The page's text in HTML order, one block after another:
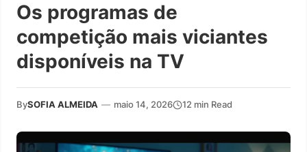
Os programas de
competição mais viciantes
disponíveis na TV
BySOFIA ALMEIDA — maio 14, 2026 12 min Read